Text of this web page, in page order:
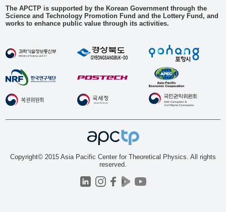
The APCTP is supported by the Korean Government through the
Science and Technology Promotion Fund and the Lottery Fund, and
works to enhance public value through its activities.
Copyright© 2015 Asia Pacific Center for Theoretical Physics. All rights
reserved.